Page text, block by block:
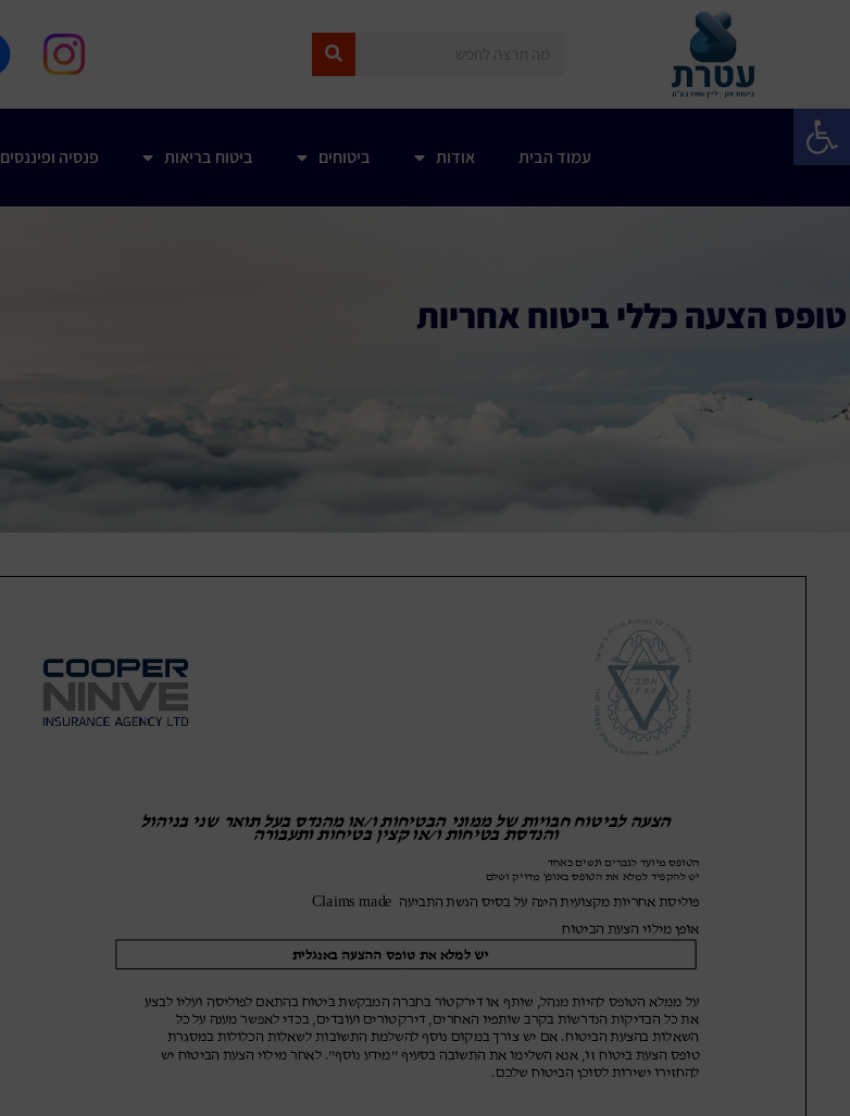
פתח סרגל נגישות
עמוד הבית אודות ביטוחים ביטוח בריאות פנסיה ופיננסים
טופס הצעה כללי ביטוח אחריות